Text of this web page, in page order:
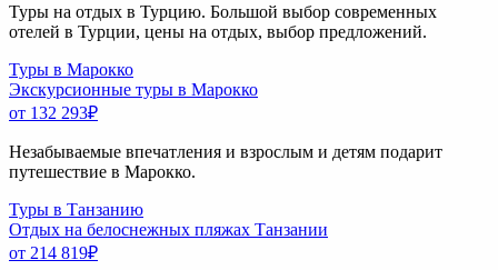
Туры на отдых в Турцию. Большой выбор современных
отелей в Турции, цены на отдых, выбор предложений.
Туры в Марокко
Экскурсионные туры в Марокко
от 132 293₽
Незабываемые впечатления и взрослым и детям подарит
путешествие в Марокко.
Туры в Танзанию
Отдых на белоснежных пляжах Танзании
от 214 819₽